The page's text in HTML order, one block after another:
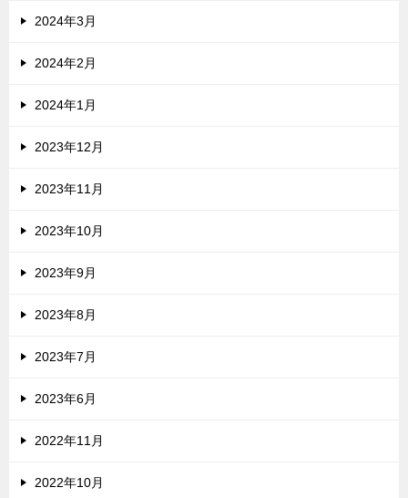
2024年3月
2024年2月
2024年1月
2023年12月
2023年11月
2023年10月
2023年9月
2023年8月
2023年7月
2023年6月
2022年11月
2022年10月